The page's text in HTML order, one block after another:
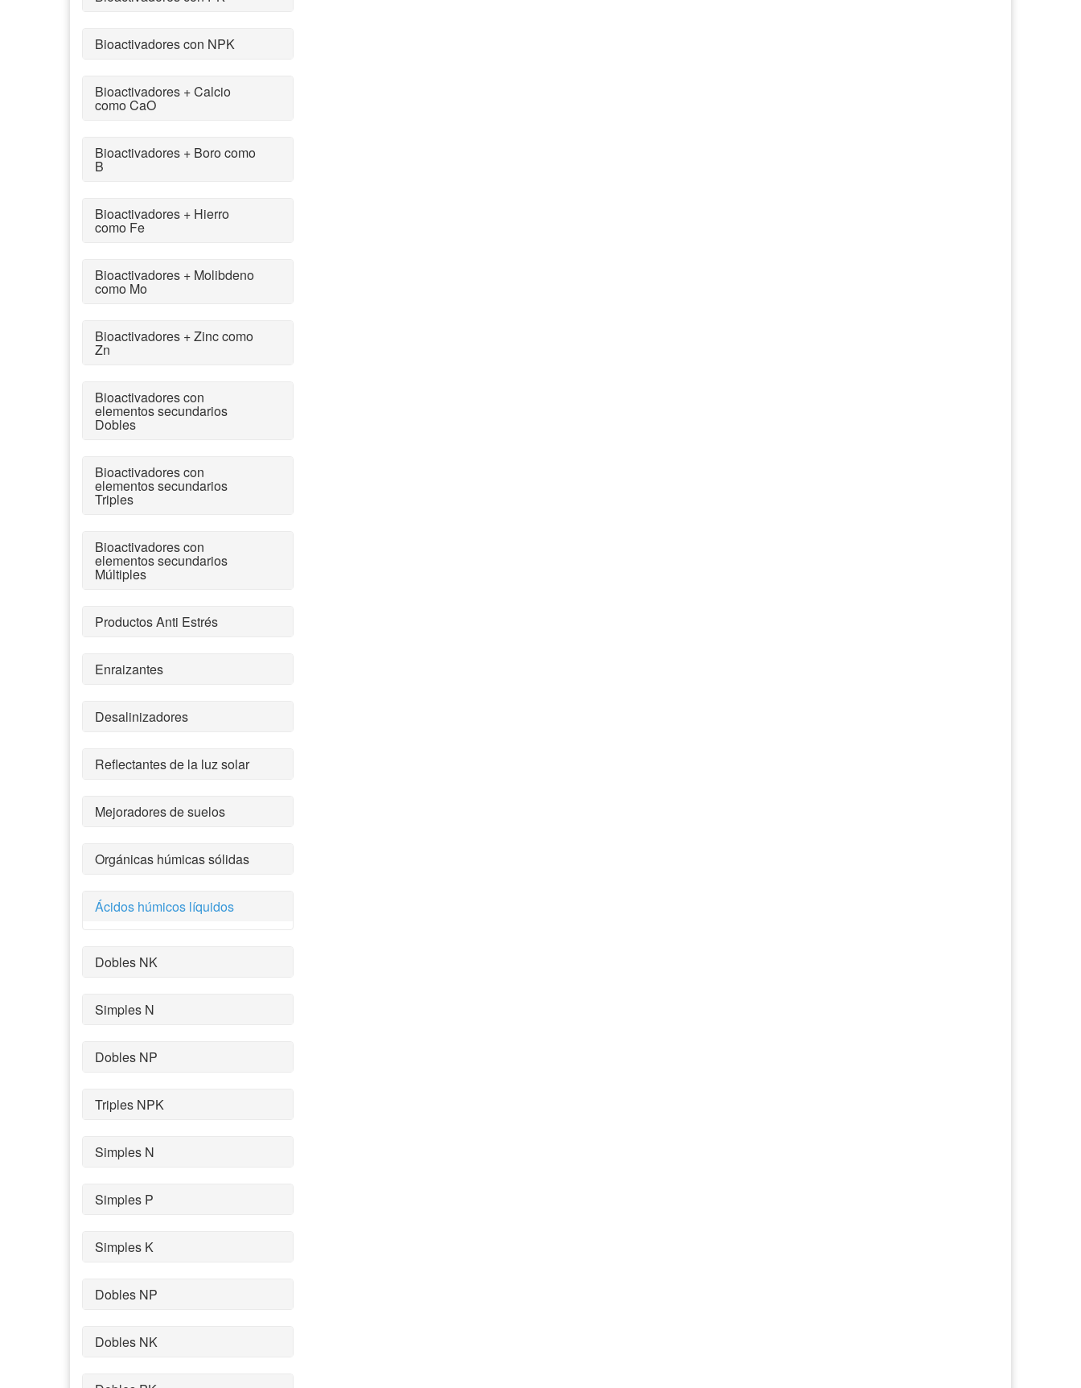
Bioactivadores con NPK
Bioactivadores + Calcio
como CaO
Bioactivadores + Boro como
B
Bioactivadores + Hierro
como Fe
Bioactivadores + Molibdeno
como Mo
Bioactivadores + Zinc como
Zn
Bioactivadores con
elementos secundarios
Dobles
Bioactivadores con
elementos secundarios
Triples
Bioactivadores con
elementos secundarios
Múltiples
Productos Anti Estrés
Enraizantes
Desalinizadores
Reflectantes de la luz solar
Mejoradores de suelos
Orgánicas húmicas sólidas
Ácidos húmicos líquidos
Dobles NK
Simples N
Dobles NP
Triples NPK
Simples N
Simples P
Simples K
Dobles NP
Dobles NK